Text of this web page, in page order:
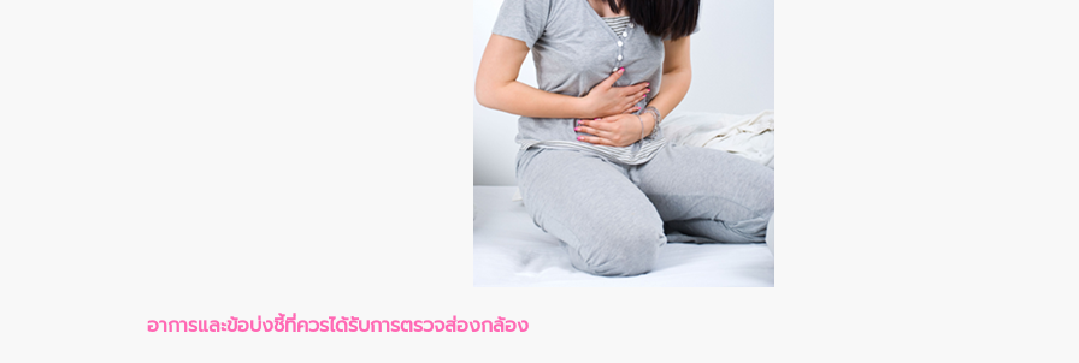
อาการและข้อบ่งชี้ที่ควรได้รับการตรวจส่องกล้อง